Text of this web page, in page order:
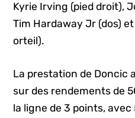
Kyrie Irving (pied droit),
Tim Hardaway Jr (dos)
orteil).
La prestation de Doncic
sur des rendements de
la ligne de 3 points,